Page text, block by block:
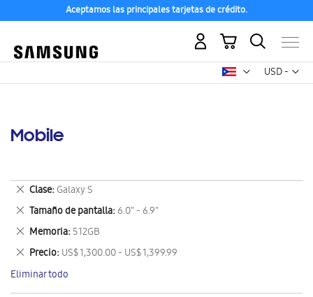
Aceptamos las principales tarjetas de crédito.
USD -
dólar
Mi carrito
Mobile
Clase Galaxy S
Eliminar
este
artículo
Tamaño de pantalla 6.0" - 6.9"
Eliminar
este
artículo
Memoria 512GB
Eliminar
este
artículo
Precio US$ 1,300.00 - US$ 1,399.99
Eliminar
este
artículo
Eliminar todo